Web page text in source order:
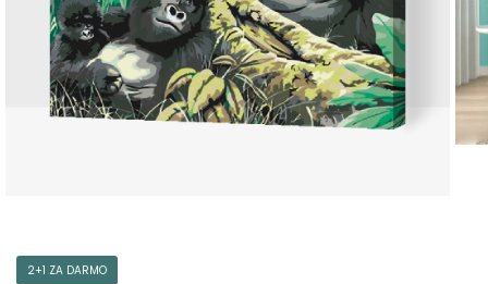
2+1 ZA DARMO